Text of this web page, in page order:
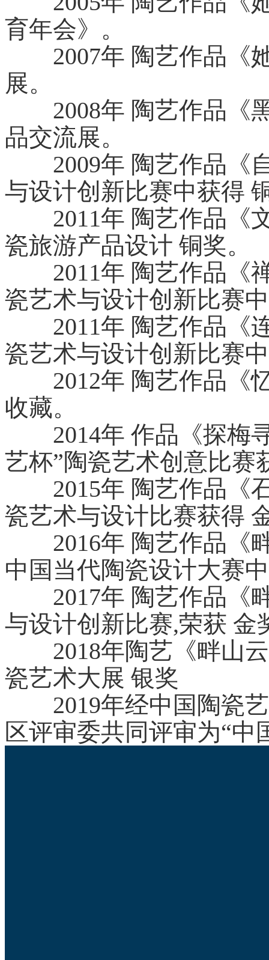
育年会》。
2007年 陶艺作品《
展。
2008年 陶艺作品《
品交流展。
2009年 陶艺作品《
与设计创新比赛中获得
2011年 陶艺作品《
瓷旅游产品设计 铜奖。
2011年 陶艺作品《
瓷艺术与设计创新比赛
2011年 陶艺作品《
瓷艺术与设计创新比赛
2012年 陶艺作品《
收藏。
2014年 作品《探梅寻
艺杯”陶瓷艺术创意比赛
2015年 陶艺作品《
瓷艺术与设计比赛获得
2016年 陶艺作品《
中国当代陶瓷设计大赛
2017年 陶艺作品《
与设计创新比赛,荣获 金
2018年陶艺《畔山云
瓷艺术大展 银奖
2019年经中国陶瓷艺
区评审委共同评审为“中